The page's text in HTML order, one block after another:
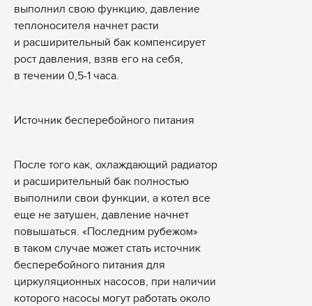
выполнил свою функцию, давление
теплоносителя начнет расти
и расширительный бак компенсирует
рост давления, взяв его на себя,
в течении 0,5-1 часа.
Источник бесперебойного питания
После того как, охлаждающий радиатор
и расширительный бак полностью
выполнили свои функции, а котел все
еще не затушен, давление начнет
повышаться. «Последним рубежом»
в таком случае может стать источник
бесперебойного питания для
циркуляционных насосов, при наличии
которого насосы могут работать около